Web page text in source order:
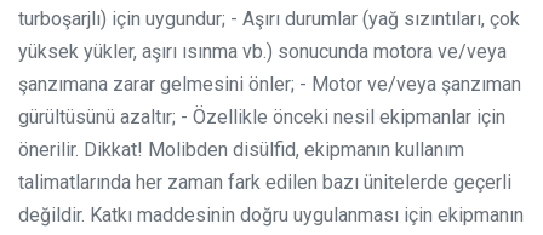
turboşarjlı) için uygundur; - Aşırı durumlar (yağ sızıntıları, çok
yüksek yükler, aşırı ısınma vb.) sonucunda motora ve/veya
şanzımana zarar gelmesini önler; - Motor ve/veya şanzıman
gürültüsünü azaltır; - Özellikle önceki nesil ekipmanlar için
önerilir. Dikkat! Molibden disülfid, ekipmanın kullanım
talimatlarında her zaman fark edilen bazı ünitelerde geçerli
değildir. Katkı maddesinin doğru uygulanması için ekipmanın